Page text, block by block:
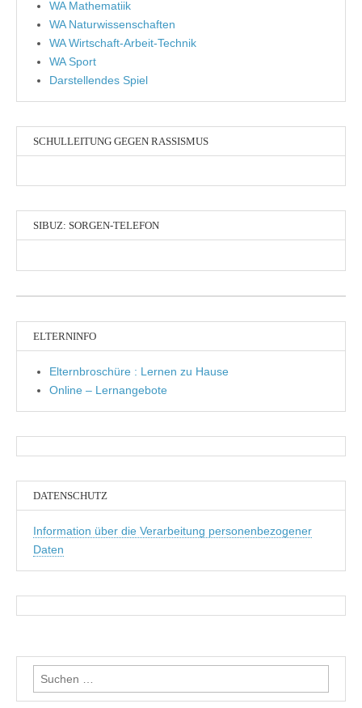
WA Mathematiik
WA Naturwissenschaften
WA Wirtschaft-Arbeit-Technik
WA Sport
Darstellendes Spiel
SCHULLEITUNG GEGEN RASSISMUS
SIBUZ: SORGEN-TELEFON
ELTERNINFO
Elternbroschüre : Lernen zu Hause
Online – Lernangebote
DATENSCHUTZ
Information über die Verarbeitung personenbezogener
Daten
Suchen
nach: